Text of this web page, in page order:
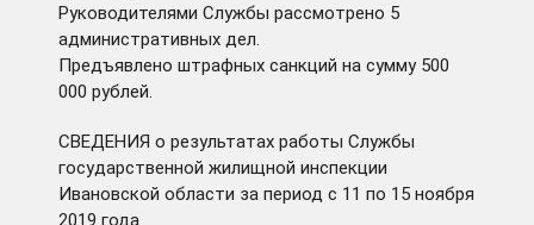
Руководителями Службы рассмотрено 5
административных дел.
Предъявлено штрафных санкций на сумму 500
000 рублей.
СВЕДЕНИЯ о результатах работы Службы
государственной жилищной инспекции
Ивановской области за период с 11 по 15 ноября
2019 года